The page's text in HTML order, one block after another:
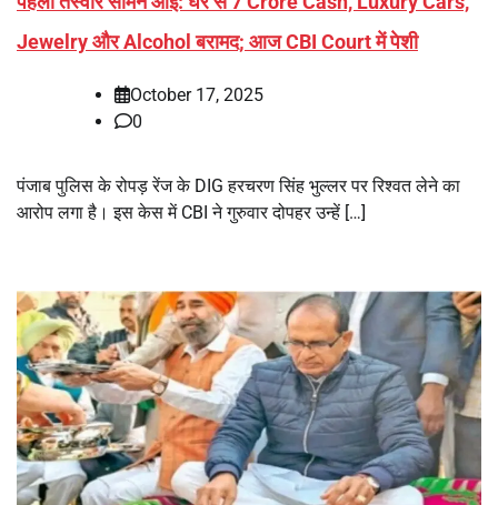
Jewelry और Alcohol बरामद; आज CBI Court में पेशी
October 17, 2025
0
पंजाब पुलिस के रोपड़ रेंज के DIG हरचरण सिंह भुल्लर पर रिश्वत लेने का
आरोप लगा है। इस केस में CBI ने गुरुवार दोपहर उन्हें […]